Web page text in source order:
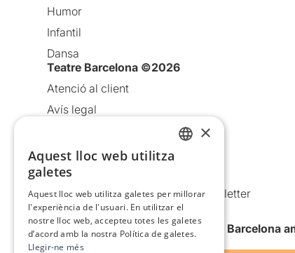
Humor
Infantil
Dansa
Teatre Barcelona ©2026
Atenció al client
Avís legal
Política de cookies
Condicions d’ús
Comunicacions comercials i Newsletter
Anuncia’t
Vull rebre la newsletter de Teatre Barcelona
×
Aquest lloc web utilitza
galetes
Aquest lloc web utilitza galetes per millorar
l'experiència de l'usuari. En utilitzar el
nostre lloc web, accepteu totes les galetes
d’acord amb la nostra Política de galetes.
Llegir-ne més